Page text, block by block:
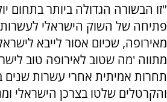
"זו הבשורה הגדולה ביותר
פתיחה של השוק הישראלי לעשרות
מאירופה, שכיום אסור לייבא
מתווה 'מה שטוב לאירופה טוב
תחרות אמיתית אחרי עשרות שנים
והקרטלים שלטו בצרכן הישראלי